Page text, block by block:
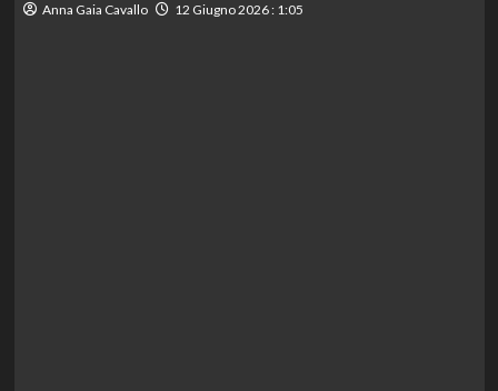
Anna Gaia Cavallo 12 Giugno 2026 : 1:05